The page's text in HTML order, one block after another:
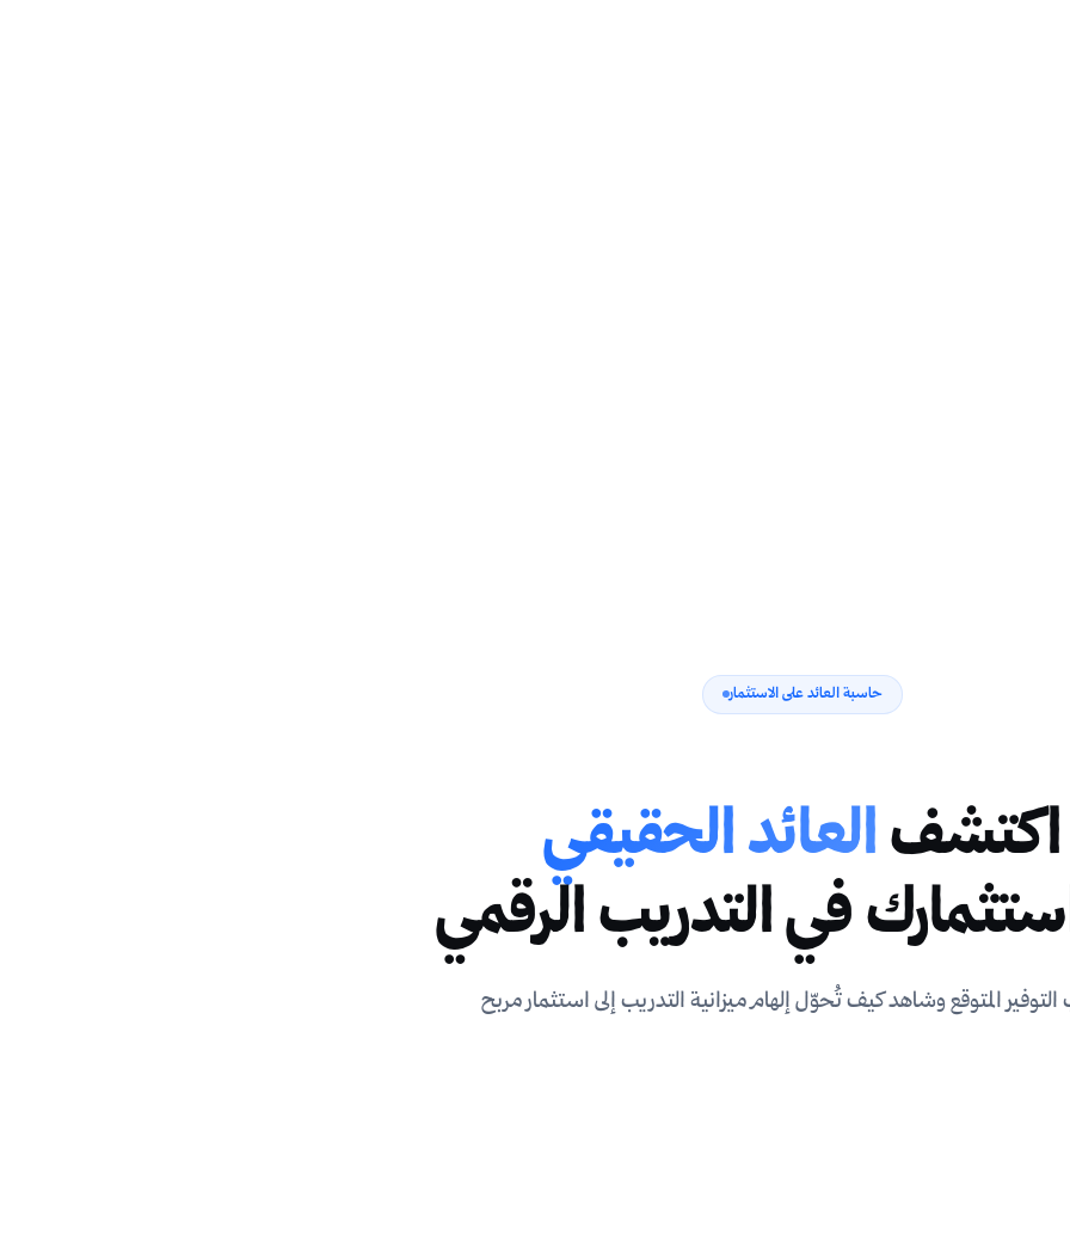
حاسبة العائد على الاستثمار
اكتشفالعائد الحقيقي
في التدريب الرقمي
المتوقع وشاهد كيف تُحوّل إلهام ميزانية التدريب إلى استثمار مربح